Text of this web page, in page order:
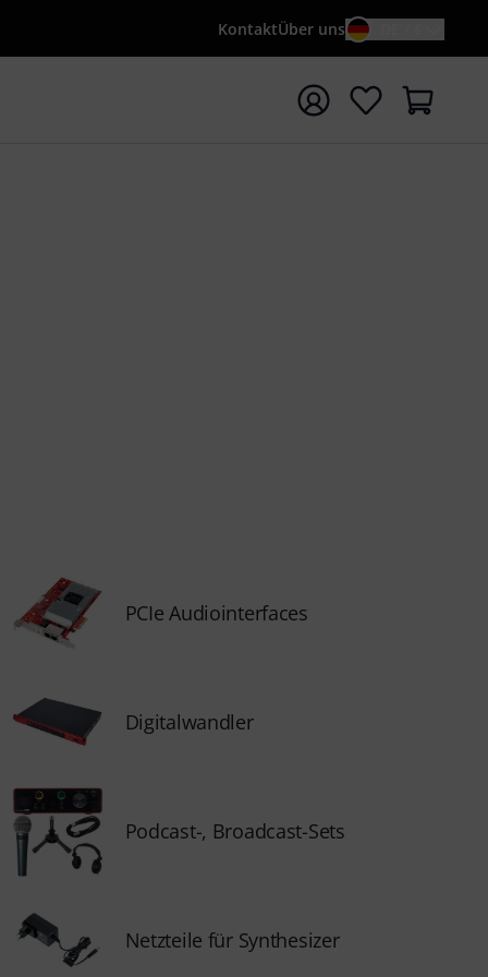
KontaktÜber uns
mit Suchwort {searchTerm} starten
PCIe Audiointerfaces
Digitalwandler
Podcast-, Broadcast-Sets
Netzteile für Synthesizer